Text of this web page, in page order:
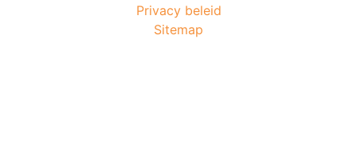
Privacy beleid
Sitemap